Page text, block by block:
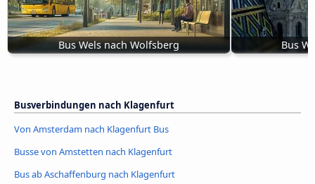
Bus Wels nach Wolfsberg Bus
Busverbindungen nach Klagenfurt
Von Amsterdam nach Klagenfurt Bus
Busse von Amstetten nach Klagenfurt
Bus ab Aschaffenburg nach Klagenfurt